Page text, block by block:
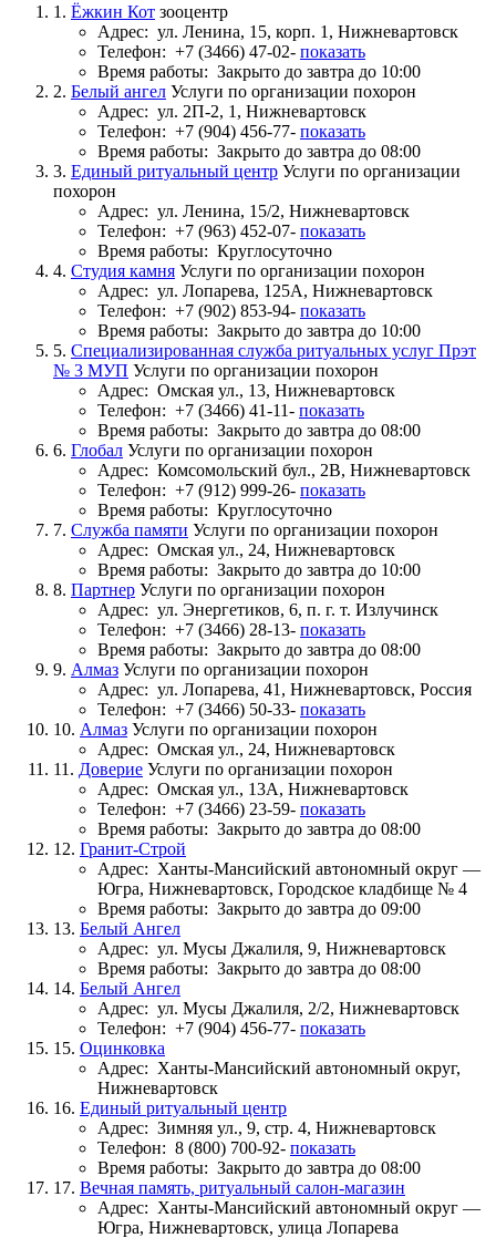
1. Ёжкин Кот зооцентр
Адрес: ул. Ленина, 15, корп. 1, Нижневартовск
Телефон: +7 (3466) 47-02- показать
Время работы: Закрыто до завтра до 10:00
2. Белый ангел Услуги по организации похорон
Адрес: ул. 2П-2, 1, Нижневартовск
Телефон: +7 (904) 456-77- показать
Время работы: Закрыто до завтра до 08:00
3. Единый ритуальный центр Услуги по организации
похорон
Адрес: ул. Ленина, 15/2, Нижневартовск
Телефон: +7 (963) 452-07- показать
Время работы: Круглосуточно
4. Студия камня Услуги по организации похорон
Адрес: ул. Лопарева, 125А, Нижневартовск
Телефон: +7 (902) 853-94- показать
Время работы: Закрыто до завтра до 10:00
5. Специализированная служба ритуальных услуг Прэт
№ 3 МУП Услуги по организации похорон
Адрес: Омская ул., 13, Нижневартовск
Телефон: +7 (3466) 41-11- показать
Время работы: Закрыто до завтра до 08:00
6. Глобал Услуги по организации похорон
Адрес: Комсомольский бул., 2В, Нижневартовск
Телефон: +7 (912) 999-26- показать
Время работы: Круглосуточно
7. Служба памяти Услуги по организации похорон
Адрес: Омская ул., 24, Нижневартовск
Время работы: Закрыто до завтра до 10:00
8. Партнер Услуги по организации похорон
Адрес: ул. Энергетиков, 6, п. г. т. Излучинск
Телефон: +7 (3466) 28-13- показать
Время работы: Закрыто до завтра до 08:00
9. Алмаз Услуги по организации похорон
Адрес: ул. Лопарева, 41, Нижневартовск, Россия
Телефон: +7 (3466) 50-33- показать
10. Алмаз Услуги по организации похорон
Адрес: Омская ул., 24, Нижневартовск
11. Доверие Услуги по организации похорон
Адрес: Омская ул., 13А, Нижневартовск
Телефон: +7 (3466) 23-59- показать
Время работы: Закрыто до завтра до 08:00
12. Гранит-Строй
Адрес: Ханты-Мансийский автономный округ —
Югра, Нижневартовск, Городское кладбище № 4
Время работы: Закрыто до завтра до 09:00
13. Белый Ангел
Адрес: ул. Мусы Джалиля, 9, Нижневартовск
Время работы: Закрыто до завтра до 08:00
14. Белый Ангел
Адрес: ул. Мусы Джалиля, 2/2, Нижневартовск
Телефон: +7 (904) 456-77- показать
15. Оцинковка
Адрес: Ханты-Мансийский автономный округ,
Нижневартовск
16. Единый ритуальный центр
Адрес: Зимняя ул., 9, стр. 4, Нижневартовск
Телефон: 8 (800) 700-92- показать
Время работы: Закрыто до завтра до 08:00
17. Вечная память, ритуальный салон-магазин
Адрес: Ханты-Мансийский автономный округ —
Югра, Нижневартовск, улица Лопарева